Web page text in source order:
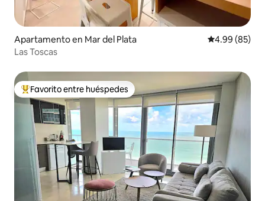
Apartamento en Mar del Plata Calificación
4.99 (85)
Las Toscas
Favorito entre huéspedes preferido
Favorito entre huéspedes